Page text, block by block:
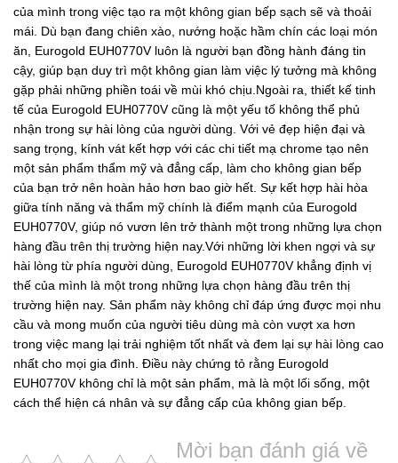
của mình trong việc tạo ra một không gian bếp sạch sẽ và thoải
mái. Dù bạn đang chiên xào, nướng hoặc hầm chín các loại món
ăn, Eurogold EUH0770V luôn là người bạn đồng hành đáng tin
cậy, giúp bạn duy trì một không gian làm việc lý tưởng mà không
gặp phải những phiền toái về mùi khó chịu.Ngoài ra, thiết kế tinh
tế của Eurogold EUH0770V cũng là một yếu tố không thể phủ
nhận trong sự hài lòng của người dùng. Với vẻ đẹp hiện đại và
sang trọng, kính vát kết hợp với các chi tiết mạ chrome tạo nên
một sản phẩm thẩm mỹ và đẳng cấp, làm cho không gian bếp
của bạn trở nên hoàn hảo hơn bao giờ hết. Sự kết hợp hài hòa
giữa tính năng và thẩm mỹ chính là điểm mạnh của Eurogold
EUH0770V, giúp nó vươn lên trở thành một trong những lựa chọn
hàng đầu trên thị trường hiện nay.Với những lời khen ngợi và sự
hài lòng từ phía người dùng, Eurogold EUH0770V khẳng định vị
thế của mình là một trong những lựa chọn hàng đầu trên thị
trường hiện nay. Sản phẩm này không chỉ đáp ứng được mọi nhu
cầu và mong muốn của người tiêu dùng mà còn vượt xa hơn
trong việc mang lại trải nghiệm tốt nhất và đem lại sự hài lòng cao
nhất cho mọi gia đình. Điều này chứng tỏ rằng Eurogold
EUH0770V không chỉ là một sản phẩm, mà là một lối sống, một
cách thể hiện cá nhân và sự đẳng cấp của không gian bếp.
Mời bạn đánh giá về